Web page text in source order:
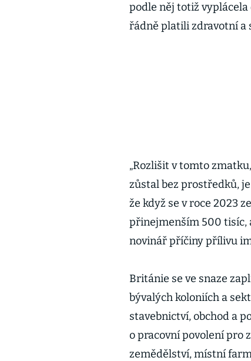
podle něj totiž
řádně platili zdravotní a
„Rozlišit v tomto
zůstal bez prostředků,
že když se v roce 2023
přinejmenším 500 tisíc,
novinář příčiny přílivu
Británie se ve snaze
bývalých koloniích a
stavebnictví, obchod a
o pracovní povolení pro
zemědělství, místní